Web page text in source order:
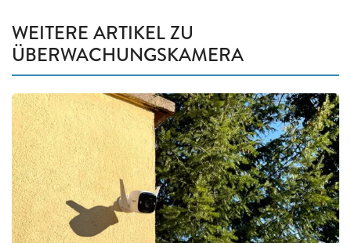
WEITERE ARTIKEL ZU
ÜBERWACHUNGSKAMERA